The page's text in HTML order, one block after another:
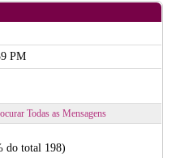
PM
Todas as Mensagens
do total 198)